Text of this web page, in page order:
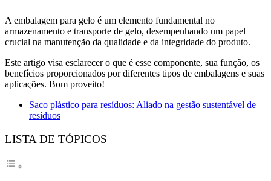
A embalagem para gelo é um elemento fundamental no
armazenamento e transporte de gelo, desempenhando um papel
crucial na manutenção da qualidade e da integridade do produto.
Este artigo visa esclarecer o que é esse componente, sua função, os
benefícios proporcionados por diferentes tipos de embalagens e suas
aplicações. Bom proveito!
Saco plástico para resíduos: Aliado na gestão sustentável de
resíduos
LISTA DE TÓPICOS